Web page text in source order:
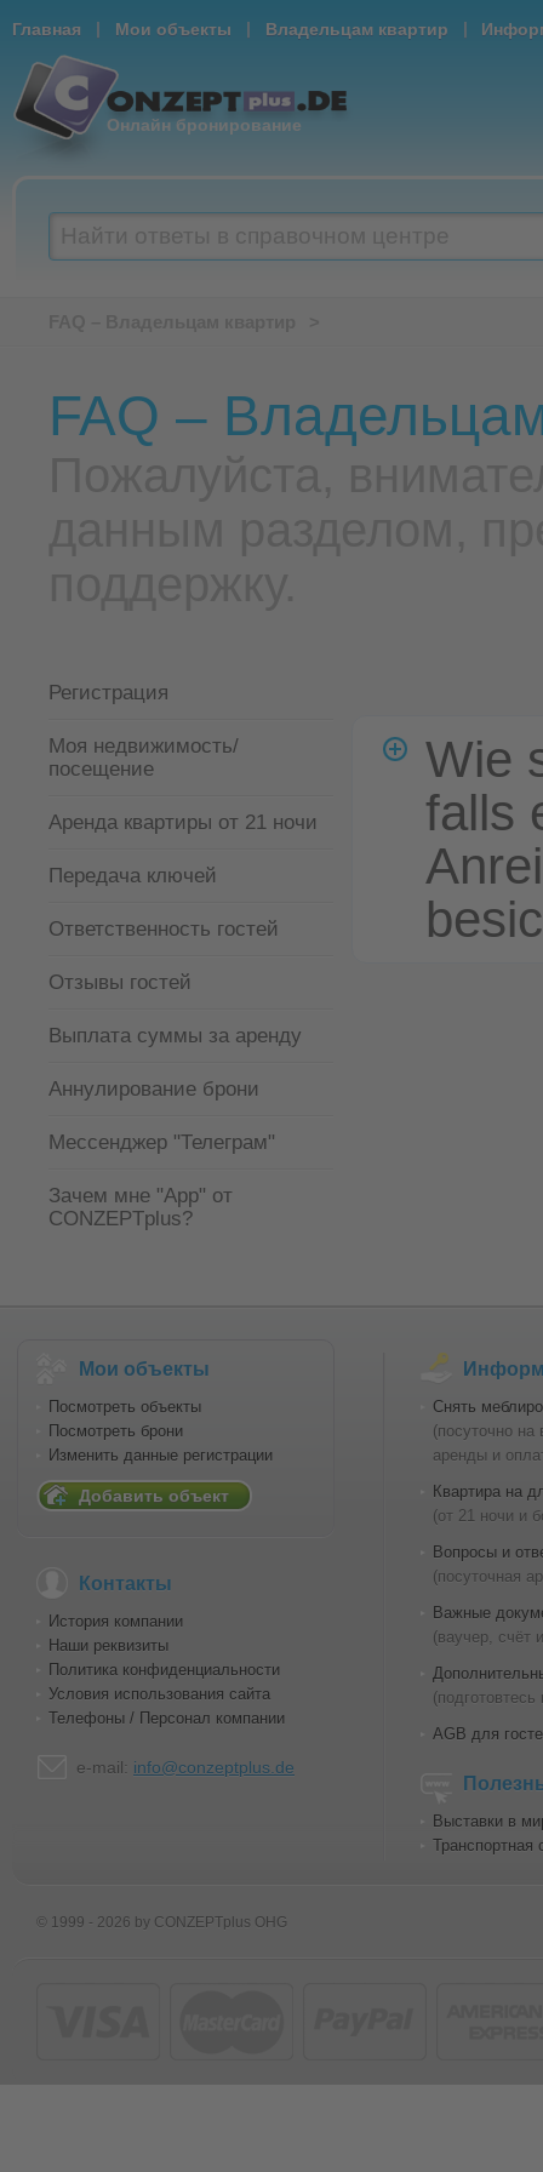
Главная | Мои объекты | Владельцам квартир |
Онлайн бронирование
FAQ –
Регистрация
Moя недвижимость/
посещение
Аренда квартиры от 21 ночи
Передача ключей
Ответственность гостей
Отзывы гостей
Выплата суммы за аренду
Аннулирование брони
Мессенджер "Телеграм"
Зачем мне "Арр" от
CONZEPTplus?
Wie
falls
Мои объекты
Посмотреть объекты
Посмотреть брони
Изменить данные регистрации
Добавить объект
Контакты
История компании
Наши реквизиты
Политика конфиденциальности
Условия использования сайта
Телефоны / Персонал компании
e-mail: info@conzeptplus.de
Снять
(посуточно
аренды и
Квартира на
(от 21 ночи и
Вопросы и
(посуточная
Важные
(ваучер, счёт
(подготовтесь
AGB для
Выставки в
Транспортная
© 1999 - 2026 by CONZEPTplus OHG